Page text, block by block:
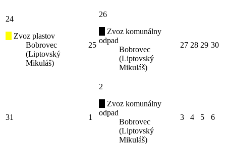
24
Zvoz plastov
Bobrovec
(Liptovský
Mikuláš)
25
26
Zvoz komunálny
odpad
Bobrovec
(Liptovský
Mikuláš)
27 28 29 30
31 1
2
Zvoz komunálny
odpad
Bobrovec
(Liptovský
Mikuláš)
3 4 5 6